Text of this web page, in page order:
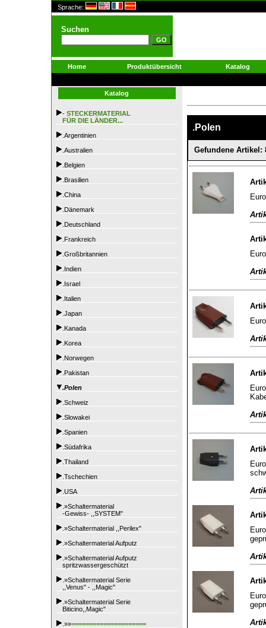
Sprache:
Suchen
Home Produktübersicht Katalog
Katalog
- STECKERMATERIAL
FÜR DIE LÄNDER...
.Argentinien
.Australien
.Belgien
.Brasilien
.China
.Dänemark
.Deutschland
.Frankreich
.Großbritannien
.Indien
.Israel
.Italien
.Japan
.Kanada
.Korea
.Norwegen
.Pakistan
.Polen
.Schweiz
.Slowakei
.Spanien
.Südafrika
.Thailand
.Tschechien
.USA
.»Schaltermaterial
-Gewiss- ,,SYSTEM"
.»Schaltermaterial ,,Perilex"
.»Schaltermaterial Aufputz
.»Schaltermaterial Aufputz
spritzwassergeschützt
.»Schaltermaterial Serie
,,Venus" - ,,Magic"
.»Schaltermaterial Serie
Biticino,,Magic"
.»»=====================
.Polen
Gefundene Artikel: